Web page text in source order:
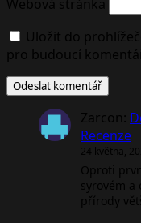
Webová stránka
Uložit do
pro budoucí
Zarcon:
Recenze
24 května,
Oproti
syrovém
přírody